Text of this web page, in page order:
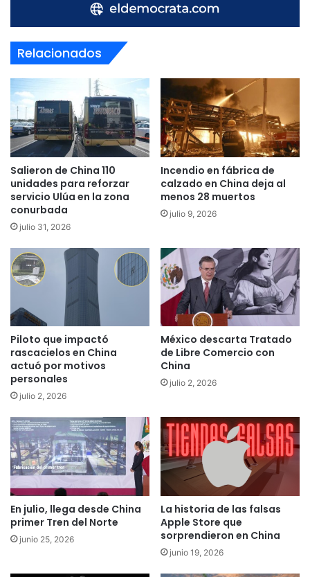
Relacionados
Salieron de China 110
unidades para reforzar
servicio Ulúa en la zona
conurbada
julio 31, 2026
Incendio en fábrica de
calzado en China deja al
menos 28 muertos
julio 9, 2026
Piloto que impactó
rascacielos en China
actuó por motivos
personales
julio 2, 2026
México descarta Tratado
de Libre Comercio con
China
julio 2, 2026
En julio, llega desde China
primer Tren del Norte
junio 25, 2026
La historia de las falsas
Apple Store que
sorprendieron en China
junio 19, 2026